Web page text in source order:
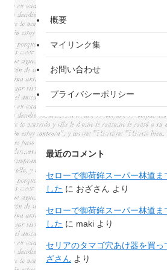
概要
マイリンク集
お問い合わせ
プライバシーポリシー
最近のコメント
セローで御荷鉾スーパー林道ま
した に おざさん より
セローで御荷鉾スーパー林道ま
した に maki より
セリアのタマゴ穴あけ器を買っ
ざさん より